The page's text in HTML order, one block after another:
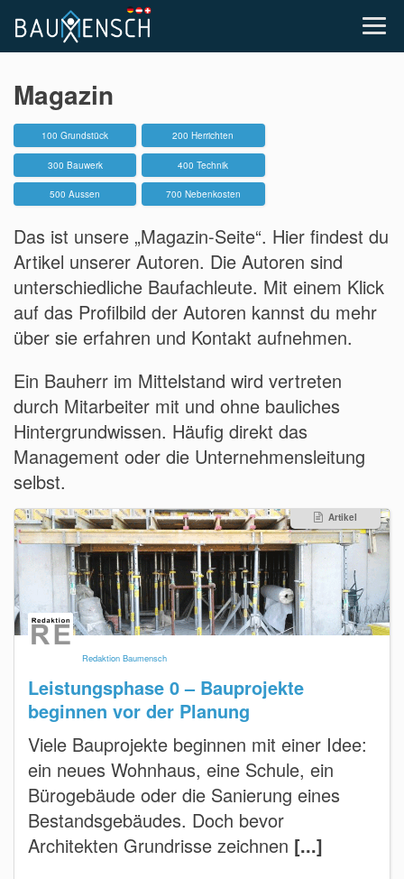
Magazin
100 Grundstück 200 Herrichten
300 Bauwerk 400 Technik
500 Aussen 700 Nebenkosten
Das ist unsere „Magazin-Seite“. Hier findest du
Artikel unserer Autoren. Die Autoren sind
unterschiedliche Baufachleute. Mit einem Klick
auf das Profilbild der Autoren kannst du mehr
über sie erfahren und Kontakt aufnehmen.
Ein Bauherr im Mittelstand wird vertreten
durch Mitarbeiter mit und ohne bauliches
Hintergrundwissen. Häufig direkt das
Management oder die Unternehmensleitung
selbst.
Artikel
Redaktion Baumensch
Leistungsphase 0 – Bauprojekte
beginnen vor der Planung
Viele Bauprojekte beginnen mit einer Idee:
ein neues Wohnhaus, eine Schule, ein
Bürogebäude oder die Sanierung eines
Bestandsgebäudes. Doch bevor
Architekten Grundrisse zeichnen [...]